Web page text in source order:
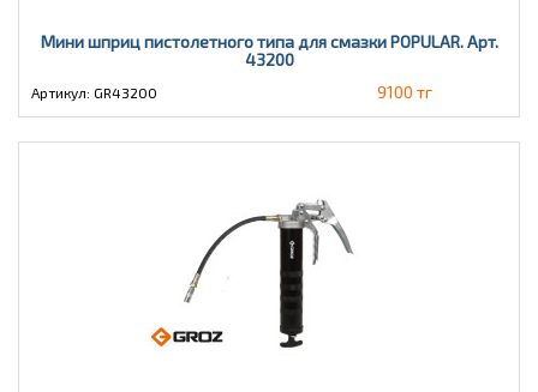
Мини шприц пистолетного типа для смазки POPULAR. Арт.
43200
Артикул: GR43200 9100 тг